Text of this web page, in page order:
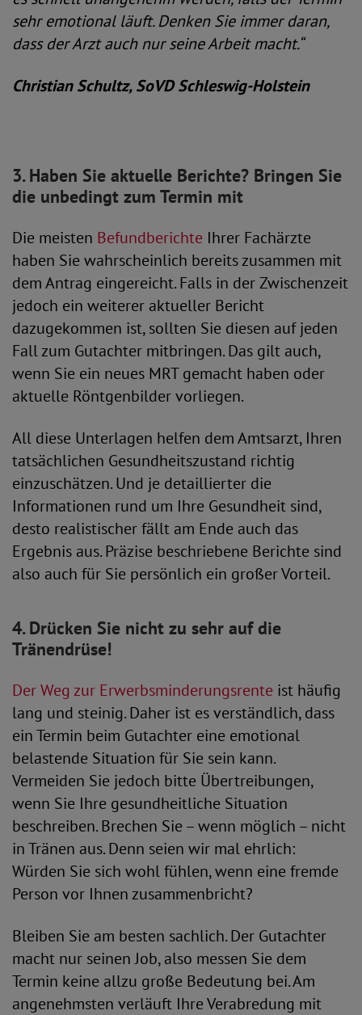
sehr emotional läuft. Denken Sie immer daran,
dass der Arzt auch nur seine Arbeit macht.“
Christian Schultz, SoVD Schleswig-Holstein
3. Haben Sie aktuelle Berichte? Bringen Sie
die unbedingt zum Termin mit
Die meisten Befundberichte Ihrer Fachärzte
haben Sie wahrscheinlich bereits zusammen mit
dem Antrag eingereicht. Falls in der Zwischenzeit
jedoch ein weiterer aktueller Bericht
dazugekommen ist, sollten Sie diesen auf jeden
Fall zum Gutachter mitbringen. Das gilt auch,
wenn Sie ein neues MRT gemacht haben oder
aktuelle Röntgenbilder vorliegen.
All diese Unterlagen helfen dem Amtsarzt, Ihren
tatsächlichen Gesundheitszustand richtig
einzuschätzen. Und je detaillierter die
Informationen rund um Ihre Gesundheit sind,
desto realistischer fällt am Ende auch das
Ergebnis aus. Präzise beschriebene Berichte sind
also auch für Sie persönlich ein großer Vorteil.
4. Drücken Sie nicht zu sehr auf die
Tränendrüse!
Der Weg zur Erwerbsminderungsrente ist häufig
lang und steinig. Daher ist es verständlich, dass
ein Termin beim Gutachter eine emotional
belastende Situation für Sie sein kann.
Vermeiden Sie jedoch bitte Übertreibungen,
wenn Sie Ihre gesundheitliche Situation
beschreiben. Brechen Sie – wenn möglich – nicht
in Tränen aus. Denn seien wir mal ehrlich:
Würden Sie sich wohl fühlen, wenn eine fremde
Person vor Ihnen zusammenbricht?
Bleiben Sie am besten sachlich. Der Gutachter
macht nur seinen Job, also messen Sie dem
Termin keine allzu große Bedeutung bei. Am
angenehmsten verläuft Ihre Verabredung mit